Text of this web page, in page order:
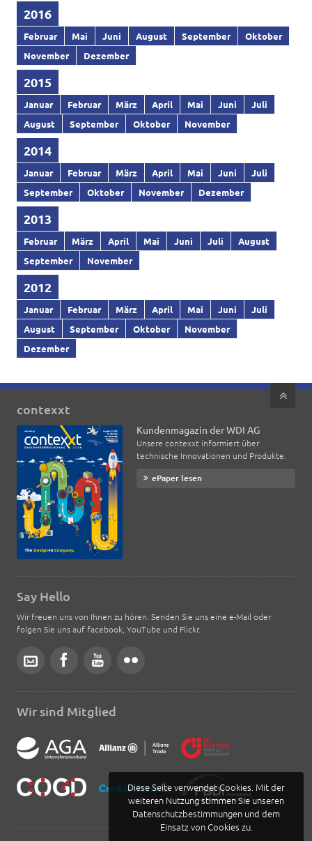
2016
Februar Mai Juni August September
Oktober
November
Dezember
2015
Januar Februar März April Mai Juni
Juli
August
September Oktober November
2014
Januar Februar März April Mai Juni
Juli
September
Oktober November Dezember
2013
Februar März April Mai Juni Juli
August
September
November
2012
Januar Februar März April Mai Juni
Juli
August
September Oktober
November
Dezember
contexxt
Kundenmagazin der WDI AG
Unsere contexxt informiert über
technische Innovationen und Produkte.
ePaper lesen
Say Hello
Wir freuen uns von Ihnen zu hören. Senden Sie uns eine e-Mail oder
folgen Sie uns auf facebook, YouTube und Flickr.
Wir sind Mitglied
Diese Seite verwendet Cookies. Mit der
weiteren Nutzung stimmen Sie unseren
Datenschutzbestimmungen und dem
Einsatz von Cookies zu.